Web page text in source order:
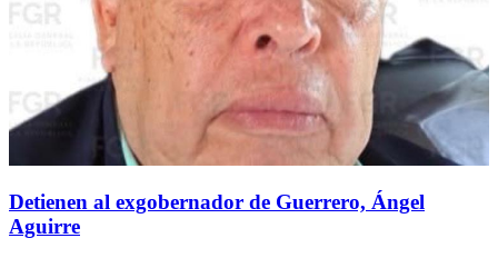
Detienen al exgobernador de Guerrero, Ángel
Aguirre